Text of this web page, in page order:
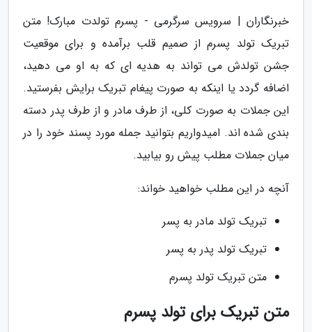
خبرنگاران | سرویس سرگرمی - پسرم تولدت مبارک! متن
تبریک تولد پسرم از صمیم قلب برآمده و برای موقعیت
جشن تولدش می تواند به هدیه ای که به او می دهید،
اضافه گردد یا اینکه به صورت پیغام تبریک برایش بفرستید.
این جملات به صورت کلی، از طرف مادر و از طرف پدر دسته
بندی شده اند. امیدواریم بتوانید جمله مورد پسند خود را در
میان جملات مطلب پیش رو بیابید.
آنچه در این مطلب خواهید خواند:
تبریک تولد مادر به پسر
تبریک تولد پدر به پسر
متن تبریک تولد پسرم
متن تبریک برای تولد پسرم